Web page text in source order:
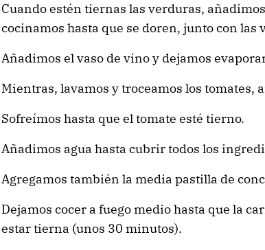
Cuando estén tiernas las verduras,
cocinamos hasta que se doren, junto con las
Añadimos el vaso de vino y dejamos
Mientras, lavamos y troceamos los tomates,
Sofreímos hasta que el tomate esté tierno.
Añadimos agua hasta cubrir todos los
Agregamos también la media pastilla de
Dejamos cocer a fuego medio hasta que la
estar tierna (unos 30 minutos).